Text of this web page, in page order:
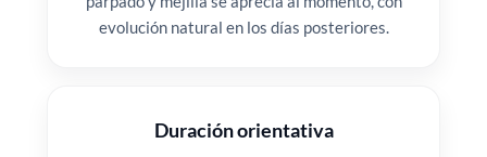
evolución natural en los días posteriores.
Duración orientativa